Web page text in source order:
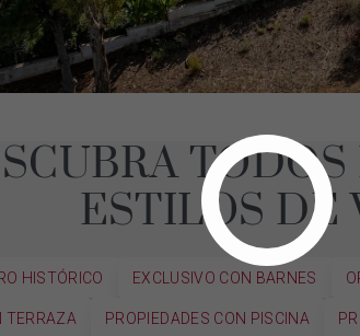
TODOS
ESTILOS DE
HISTÓRICO EXCLUSIVO CON BARNES
TERRAZA PROPIEDADES CON PISCINA